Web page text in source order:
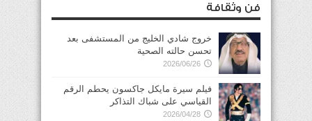
فن وثقافة
خروج شادي الخليج من المستشفى بعد
تحسن حالته الصحية
2026/06/26
فيلم سيرة مايكل جاكسون يحطم الرقم
القياسي على شباك التذاكر
2026/04/28